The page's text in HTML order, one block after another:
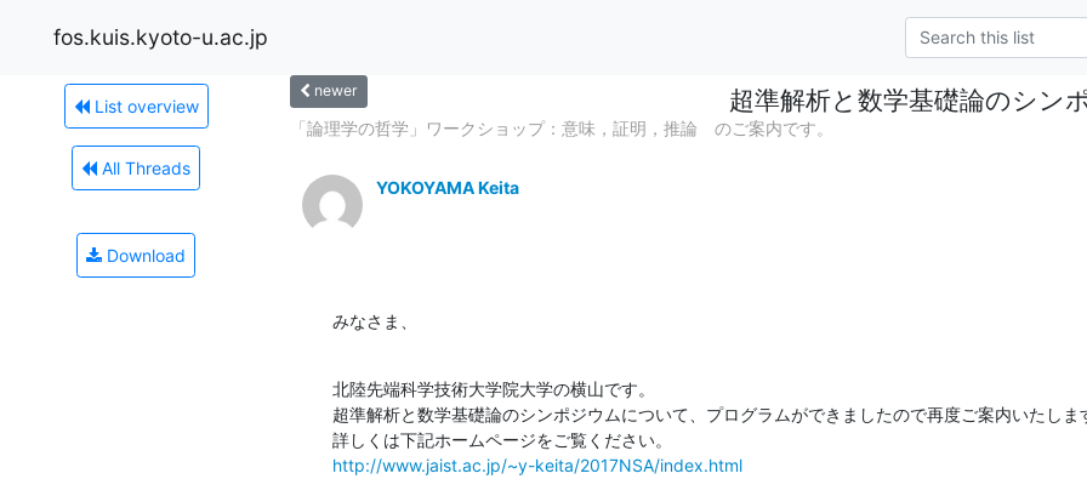
fos.kuis.kyoto-u.ac.jp
List overview
All Threads
Download
newer 超準解析と数学基礎論のシン
「論理学の哲学」ワークショップ：意味，証明，推論 のご案内です。
YOKOYAMA Keita
みなさま、
北陸先端科学技術大学院大学の横山です。
超準解析と数学基礎論のシンポジウムについて、プログラムができましたので再度ご案内いたしま
http://www.jaist.ac.jp/~y-keita/2017NSA/index.html